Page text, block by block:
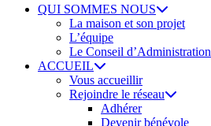
QUI SOMMES NOUS
La maison et son projet
L’équipe
Le Conseil d’Administration
ACCUEIL
Vous accueillir
Rejoindre le réseau
Adhérer
Devenir bénévole